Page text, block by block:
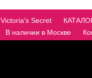
Victoria's Secret
В наличии в Москве